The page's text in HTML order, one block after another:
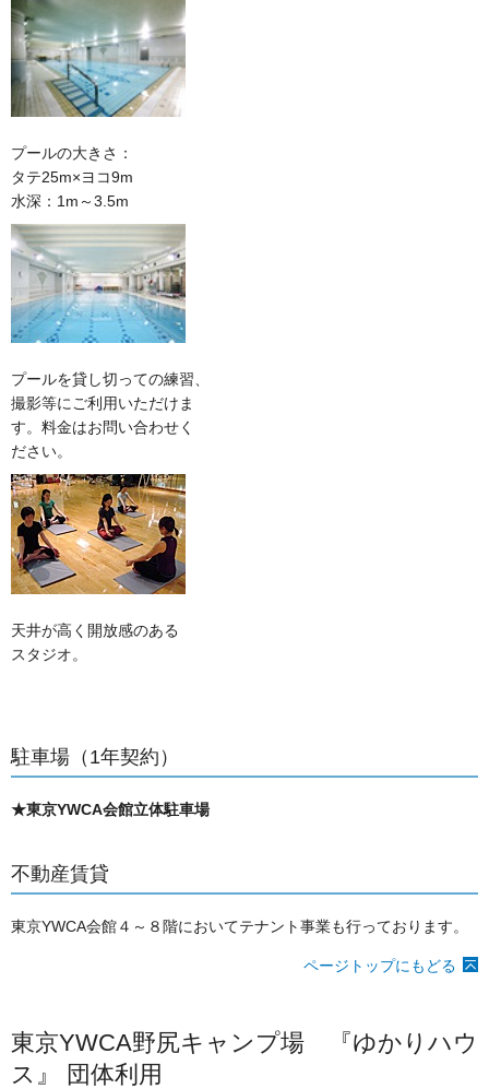
プールの大きさ：
タテ25m×ヨコ9m
水深：1m～3.5m
プールを貸し切っての練習、
撮影等にご利用いただけま
す。料金はお問い合わせく
ださい。
天井が高く開放感のある
スタジオ。
駐車場（1年契約）
★東京YWCA会館立体駐車場
不動産賃貸
東京YWCA会館４～８階においてテナント事業も行っております。
ページトップにもどる
東京YWCA野尻キャンプ場 『ゆかりハウ
ス』 団体利用